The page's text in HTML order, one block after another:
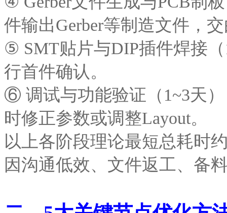
件输出Gerber等制造文件，
⑤ SMT贴片与DIP插件焊接
行首件确认。
⑥ 调试与功能验证（1~3天
时修正参数或调整Layout。
以上各阶段理论最短总耗时
因沟通低效、文件返工、备